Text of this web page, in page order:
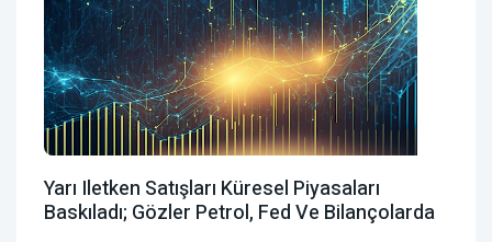
Yarı Iletken Satışları Küresel Piyasaları
Baskıladı; Gözler Petrol, Fed Ve Bilançolarda